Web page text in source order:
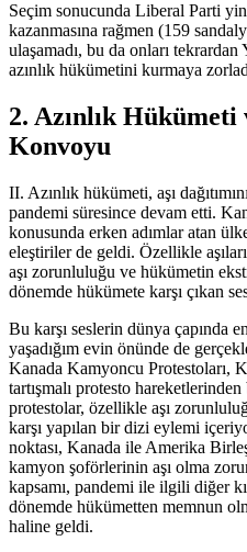
Seçim sonucunda Liberal Parti
kazanmasına rağmen (159
ulaşamadı, bu da onları
azınlık hükümetini kurmaya
2. Azınlık
Konvoyu
II. Azınlık hükümeti, aşı
pandemi süresince devam etti.
konusunda erken adımlar atan
eleştiriler de geldi. Özellikle
aşı zorunluluğu ve hükümetin
dönemde hükümete karşı çıkan
Bu karşı seslerin dünya çapında
yaşadığım evin önünde de
Kanada Kamyoncu Protestoları,
tartışmalı protesto
protestolar, özellikle aşı
karşı yapılan bir dizi eylemi
noktası, Kanada ile Amerika
kamyon şoförlerinin aşı olma
kapsamı, pandemi ile ilgili diğer
dönemde hükümetten memnun
haline geldi.